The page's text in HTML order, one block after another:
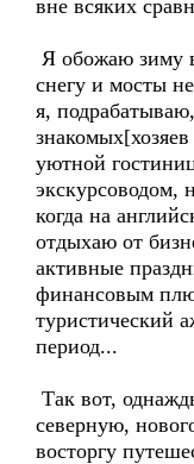
вне всяких
Я обожаю зиму
снегу и мосты
я,
уютной
экскурсоводом,
когда на
отдыхаю от
активные
финансовым
туристический
период...
Так вот,
северную,
восторгу